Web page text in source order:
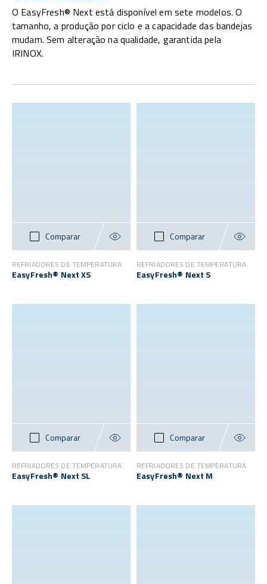
O EasyFresh® Next está disponível em sete modelos. O
tamanho, a produção por ciclo e a capacidade das bandejas
mudam. Sem alteração na qualidade, garantida pela
IRINOX.
Comparar
REFRIADORES DE TEMPERATURA
EasyFresh® Next XS
Comparar
REFRIADORES DE TEMPERATURA
EasyFresh® Next S
Comparar
REFRIADORES DE TEMPERATURA
EasyFresh® Next SL
Comparar
REFRIADORES DE TEMPERATURA
EasyFresh® Next M